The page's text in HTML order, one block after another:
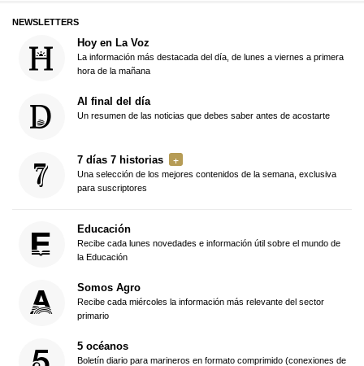
NEWSLETTERS
Hoy en La Voz
La información más destacada del día, de lunes a viernes a primera
hora de la mañana
Al final del día
Un resumen de las noticias que debes saber antes de acostarte
7 días 7 historias
Una selección de los mejores contenidos de la semana, exclusiva
para suscriptores
Educación
Recibe cada lunes novedades e información útil sobre el mundo de
la Educación
Somos Agro
Recibe cada miércoles la información más relevante del sector
primario
5 océanos
Boletín diario para marineros en formato comprimido (conexiones de